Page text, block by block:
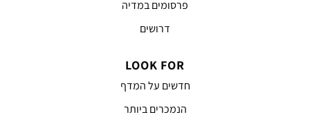
פרסומים במדיה
דרושים
LOOK FOR
חדשים על המדף
הנמכרים ביותר